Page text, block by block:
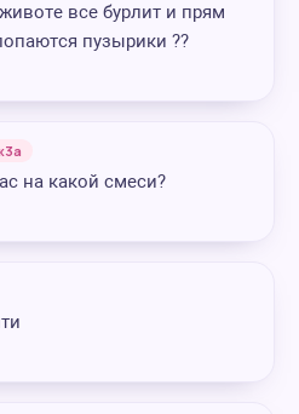
все бурлит и прям
пузырики ??
на какой смеси?